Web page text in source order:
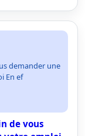
demander une
En ef
de vous